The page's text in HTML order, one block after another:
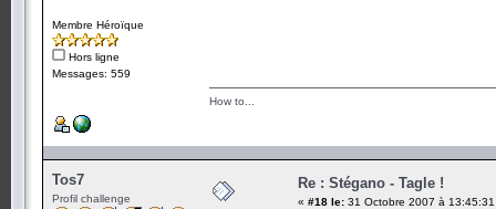
Membre Héroïque
Hors ligne
Messages: 559
How to...
Tos7
Profil challenge
Re : Stégano - Tagle !
« #18 le: 31 Octobre 2007 à